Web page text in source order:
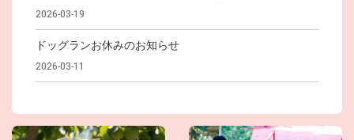
2026-03-19
ドッグランお休みのお知らせ
2026-03-11